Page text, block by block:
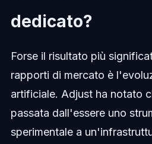
dedicato?
Forse il risultato più
rapporti di mercato è
artificiale. Adjust ha notato
passata dall'essere uno
sperimentale a